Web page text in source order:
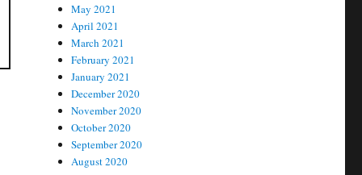
May 2021
April 2021
March 2021
February 2021
January 2021
December 2020
November 2020
October 2020
September 2020
August 2020